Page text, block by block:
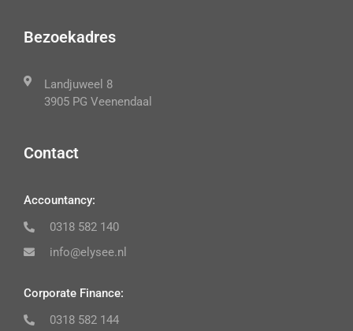
Bezoekadres
Landjuweel 8
3905 PG Veenendaal
Contact
Accountancy:
0318 582 140
info@elysee.nl
Corporate Finance:
0318 582 144